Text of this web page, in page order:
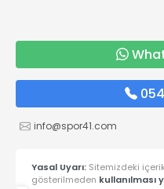
info@spor41.com
Yasal Uyarı: Sitemizdeki
gösterilmeden kullanılması